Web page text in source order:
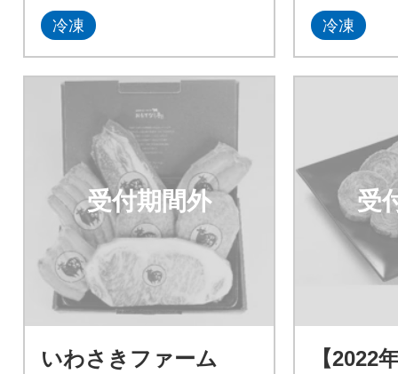
冷凍 冷凍
受付期間外
いわさきファーム
受
【2022